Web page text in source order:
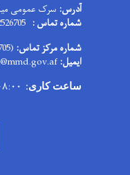
آدرس: سرک عمومی
شماره تماس :
شماره مرکز تماس: (0202526705)
ایمیل:
ساعت کاری: